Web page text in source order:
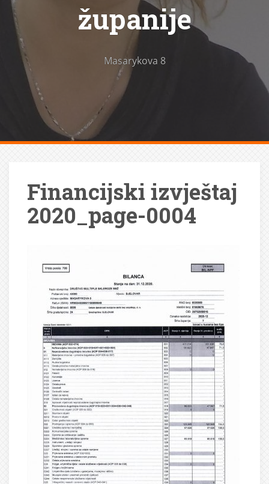
županije
Masarykova 8
Financijski izvještaj
2020_page-0004